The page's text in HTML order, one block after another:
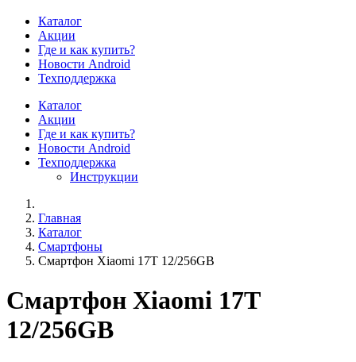
Каталог
Акции
Где и как купить?
Новости Android
Техподдержка
Каталог
Акции
Где и как купить?
Новости Android
Техподдержка
Инструкции
Главная
Каталог
Смартфоны
Смартфон Xiaomi 17T 12/256GB
Смартфон Xiaomi 17T
12/256GB